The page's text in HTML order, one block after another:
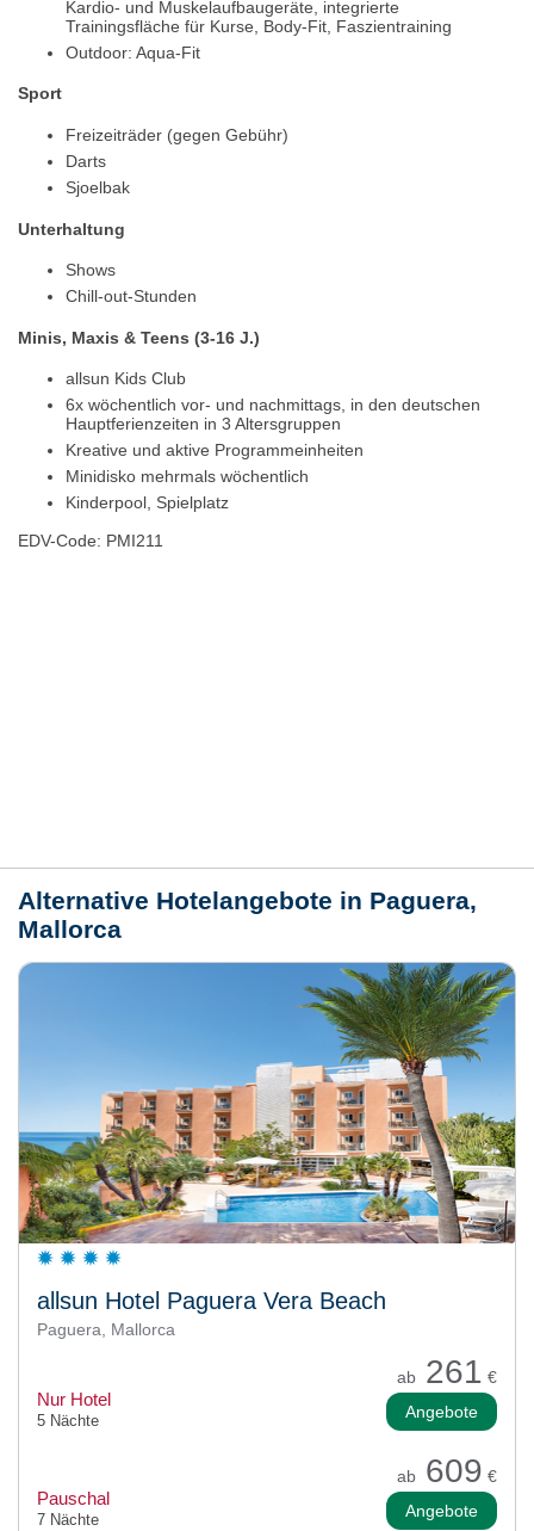
Kardio- und Muskelaufbaugeräte, integrierte
Trainingsfläche für Kurse, Body-Fit, Faszientraining
Outdoor: Aqua-Fit
Sport
Freizeiträder (gegen Gebühr)
Darts
Sjoelbak
Unterhaltung
Shows
Chill-out-Stunden
Minis, Maxis & Teens (3-16 J.)
allsun Kids Club
6x wöchentlich vor- und nachmittags, in den deutschen
Hauptferienzeiten in 3 Altersgruppen
Kreative und aktive Programmeinheiten
Minidisko mehrmals wöchentlich
Kinderpool, Spielplatz
EDV-Code: PMI211
Alternative Hotelangebote in Paguera,
Mallorca
allsun Hotel Paguera Vera Beach
Paguera, Mallorca
ab 261 €
Nur Hotel
5 Nächte Angebote
ab 609 €
Pauschal
7 Nächte Angebote